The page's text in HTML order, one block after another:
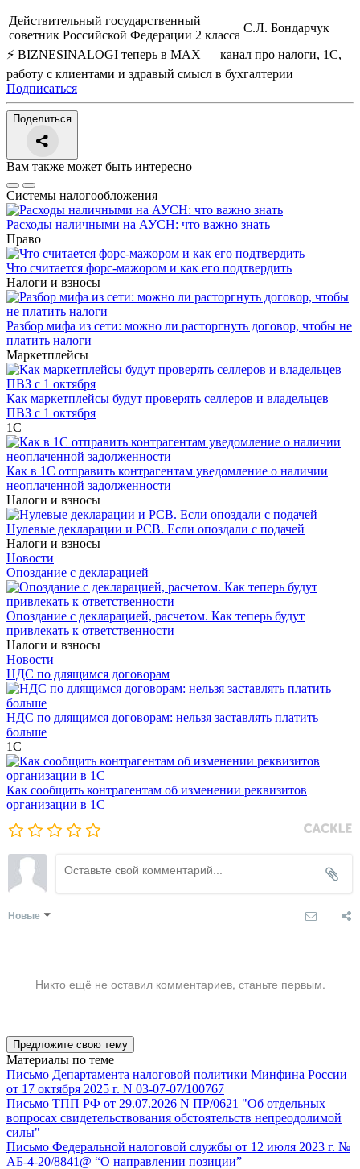
Действительный государственный
советник Российской Федерации 2 класса
С.Л. Бондарчук
⚡ BIZNESINALOGI теперь в MAX — канал про налоги, 1С,
работу с клиентами и здравый смысл в бухгалтерии
Подписаться
Поделиться
Вам также может быть интересно
Системы налогообложения
Расходы наличными на АУСН: что важно знать
Право
Что считается форс-мажором и как его подтвердить
Налоги и взносы
Разбор мифа из сети: можно ли расторгнуть договор, чтобы не
платить налоги
Маркетплейсы
Как маркетплейсы будут проверять селлеров и владельцев
ПВЗ с 1 октября
1С
Как в 1С отправить контрагентам уведомление о наличии
неоплаченной задолженности
Налоги и взносы
Нулевые декларации и РСВ. Если опоздали с подачей
Налоги и взносы
Новости
Опоздание с декларацией
Опоздание с декларацией, расчетом. Как теперь будут
привлекать к ответственности
Налоги и взносы
Новости
НДС по длящимся договорам
НДС по длящимся договорам: нельзя заставлять платить
больше
1С
Как сообщить контрагентам об изменении реквизитов
организации в 1C
Новые
Никто ещё не оставил комментариев, станьте первым.
Предложите свою тему
Материалы по теме
Письмо Департамента налоговой политики Минфина России
от 17 октября 2025 г. N 03-07-07/100767
Письмо ТПП РФ от 29.07.2026 N ПР/0621 "Об отдельных
вопросах свидетельствования обстоятельств непреодолимой
силы"
Письмо Федеральной налоговой службы от 12 июля 2023 г. №
АБ-4-20/8841@ “О направлении позиции”